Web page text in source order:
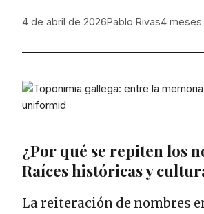
4 de abril de 2026Pablo Rivas4 meses
¿Por qué se repiten los
Raíces históricas y
La reiteración de nombres